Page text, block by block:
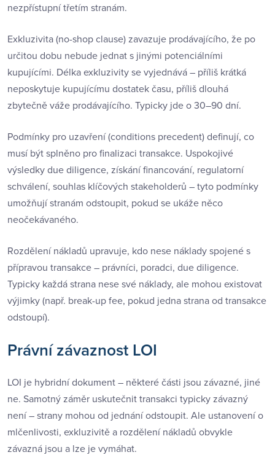
nezpřístupní třetím stranám.
Exkluzivita (no-shop clause) zavazuje prodávajícího, že po
určitou dobu nebude jednat s jinými potenciálními
kupujícími. Délka exkluzivity se vyjednává – příliš krátká
neposkytuje kupujícímu dostatek času, příliš dlouhá
zbytečně váže prodávajícího. Typicky jde o 30–90 dní.
Podmínky pro uzavření (conditions precedent) definují, co
musí být splněno pro finalizaci transakce. Uspokojivé
výsledky due diligence, získání financování, regulatorní
schválení, souhlas klíčových stakeholderů – tyto podmínky
umožňují stranám odstoupit, pokud se ukáže něco
neočekávaného.
Rozdělení nákladů upravuje, kdo nese náklady spojené s
přípravou transakce – právníci, poradci, due diligence.
Typicky každá strana nese své náklady, ale mohou existovat
výjimky (např. break-up fee, pokud jedna strana od transakce
odstoupí).
Právní závaznost LOI
LOI je hybridní dokument – některé části jsou závazné, jiné
ne. Samotný záměr uskutečnit transakci typicky závazný
není – strany mohou od jednání odstoupit. Ale ustanovení o
mlčenlivosti, exkluzivitě a rozdělení nákladů obvykle
závazná jsou a lze je vymáhat.